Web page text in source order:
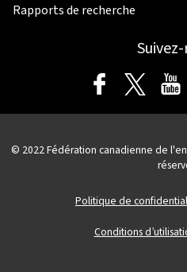
Rapports de recherche
© 2022 Fédération canadienne de
Politique de
Conditions